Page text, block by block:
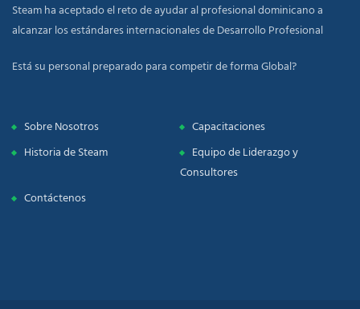
Steam ha aceptado el reto de ayudar al profesional dominicano a
alcanzar los estándares internacionales de Desarrollo Profesional
Está su personal preparado para competir de forma Global?
Sobre Nosotros
Capacitaciones
Historia de Steam
Equipo de Liderazgo y
Consultores
Contáctenos